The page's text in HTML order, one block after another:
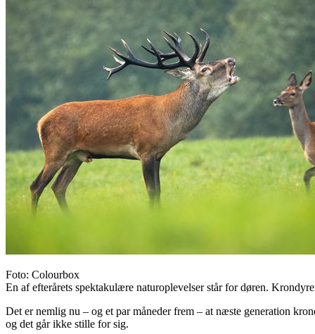
Foto: Colourbox
En af efterårets spektakulære naturoplevelser står for døren.
Det er nemlig nu – og et par måneder frem – at næste generation
og det går ikke stille for sig.